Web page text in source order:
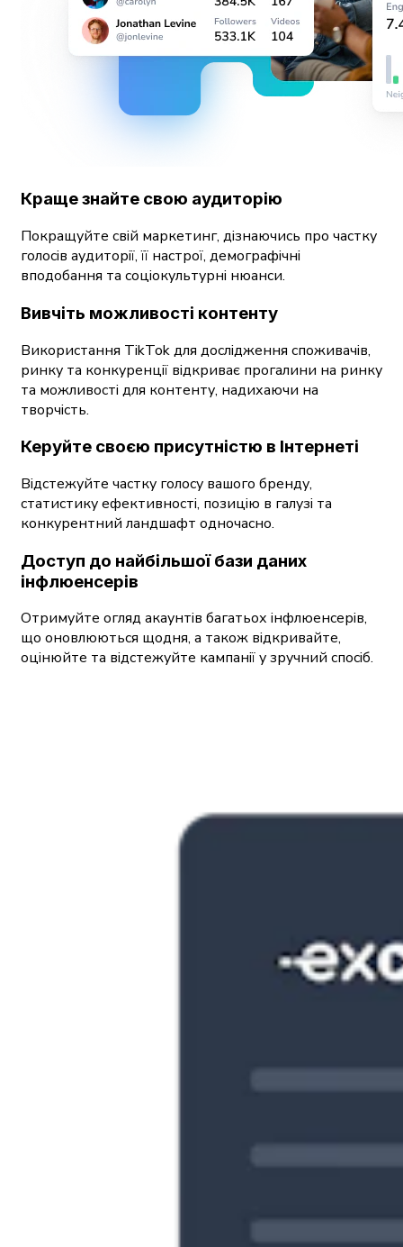
Краще знайте свою аудиторію
Покращуйте свій маркетинг, дізнаючись про частку
голосів аудиторії, її настрої, демографічні
вподобання та соціокультурні нюанси.
Вивчіть можливості контенту
Використання TikTok для дослідження споживачів,
ринку та конкуренції відкриває прогалини на ринку
та можливості для контенту, надихаючи на
творчість.
Керуйте своєю присутністю в Інтернеті
Відстежуйте частку голосу вашого бренду,
статистику ефективності, позицію в галузі та
конкурентний ландшафт одночасно.
Доступ до найбільшої бази даних
інфлюенсерів
Отримуйте огляд акаунтів багатьох інфлюенсерів,
що оновлюються щодня, а також відкривайте,
оцінюйте та відстежуйте кампанії у зручний спосіб.